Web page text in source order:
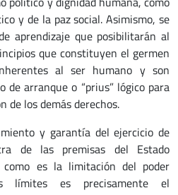
y de la paz social. Asimismo, se
aprendizaje que posibilitarán al
que constituyen el germen
al ser humano y son
de arranque o “prius” lógico para
de los demás derechos.
y garantía del ejercicio de
de las premisas del Estado
como es la limitación del poder
límites es precisamente el